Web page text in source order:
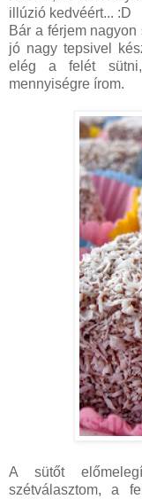
illúzió kedvéért... :D
Bár a férjem
jó nagy tepsivel
elég a felét
mennyiségre írom.
A sütőt
szétválasztom, a